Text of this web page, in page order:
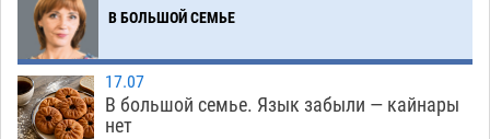
07:38
Арендатор заплатит миллионы за порчу
солью астраханских сельхозугодий
20:27
Завтра погода вновь заставит астраханцев
жариться
В БОЛЬШОЙ СЕМЬЕ
17.07
В большой семье. Язык забыли — кайнары
нет